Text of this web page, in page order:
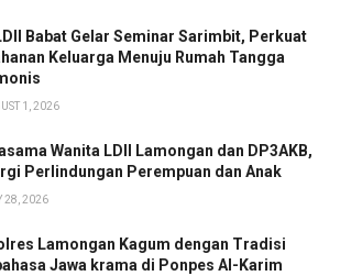
Babat Gelar Seminar Sarimbit, Perkuat
Keluarga Menuju Rumah Tangga
1, 2026
Wanita LDII Lamongan dan DP3AKB,
Perlindungan Perempuan dan Anak
28, 2026
Lamongan Kagum dengan Tradisi
Jawa krama di Ponpes Al-Karim